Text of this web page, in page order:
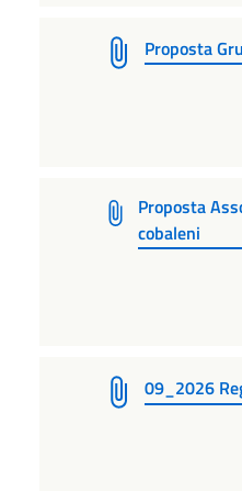
Proposta
Proposta
cobaleni
09_2026